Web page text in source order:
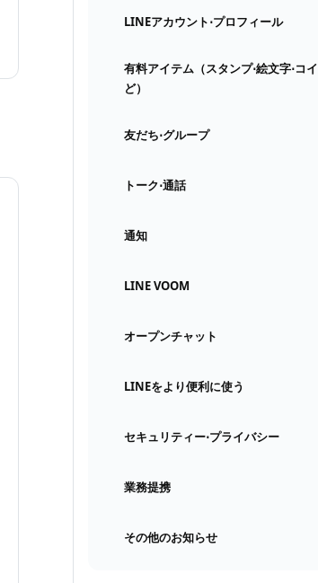
LINEアカウント⋅プロフィール
有料アイテム（スタンプ⋅絵文字⋅コ
ど）
友だち⋅グループ
トーク⋅通話
通知
LINE VOOM
オープンチャット
LINEをより便利に使う
セキュリティー⋅プライバシー
業務提携
その他のお知らせ